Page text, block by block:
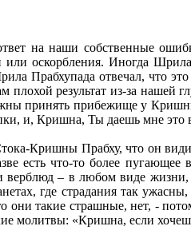
на наши собственные
оскорбления. Иногда
Прабхупада отвечал, что
результат из-за нашей
принять прибежище у
и, Кришна, Ты даешь мне это
Кришны Прабху, что он
есть что-то более
– в любом виде
где страдания так
они такие страшные, нет, -
молитвы: «Кришна, если